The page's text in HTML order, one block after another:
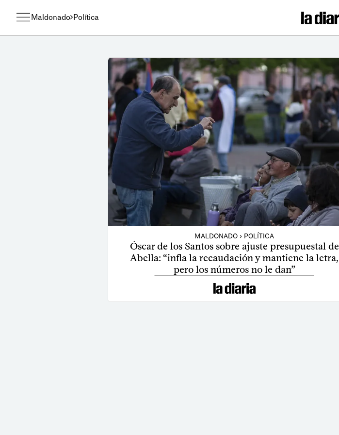
Maldonado Política
MALDONADO › POLÍTICA
Óscar de los Santos sobre ajuste presupuestal de
Abella: “infla la recaudación y mantiene la letra,
pero los números no le dan”